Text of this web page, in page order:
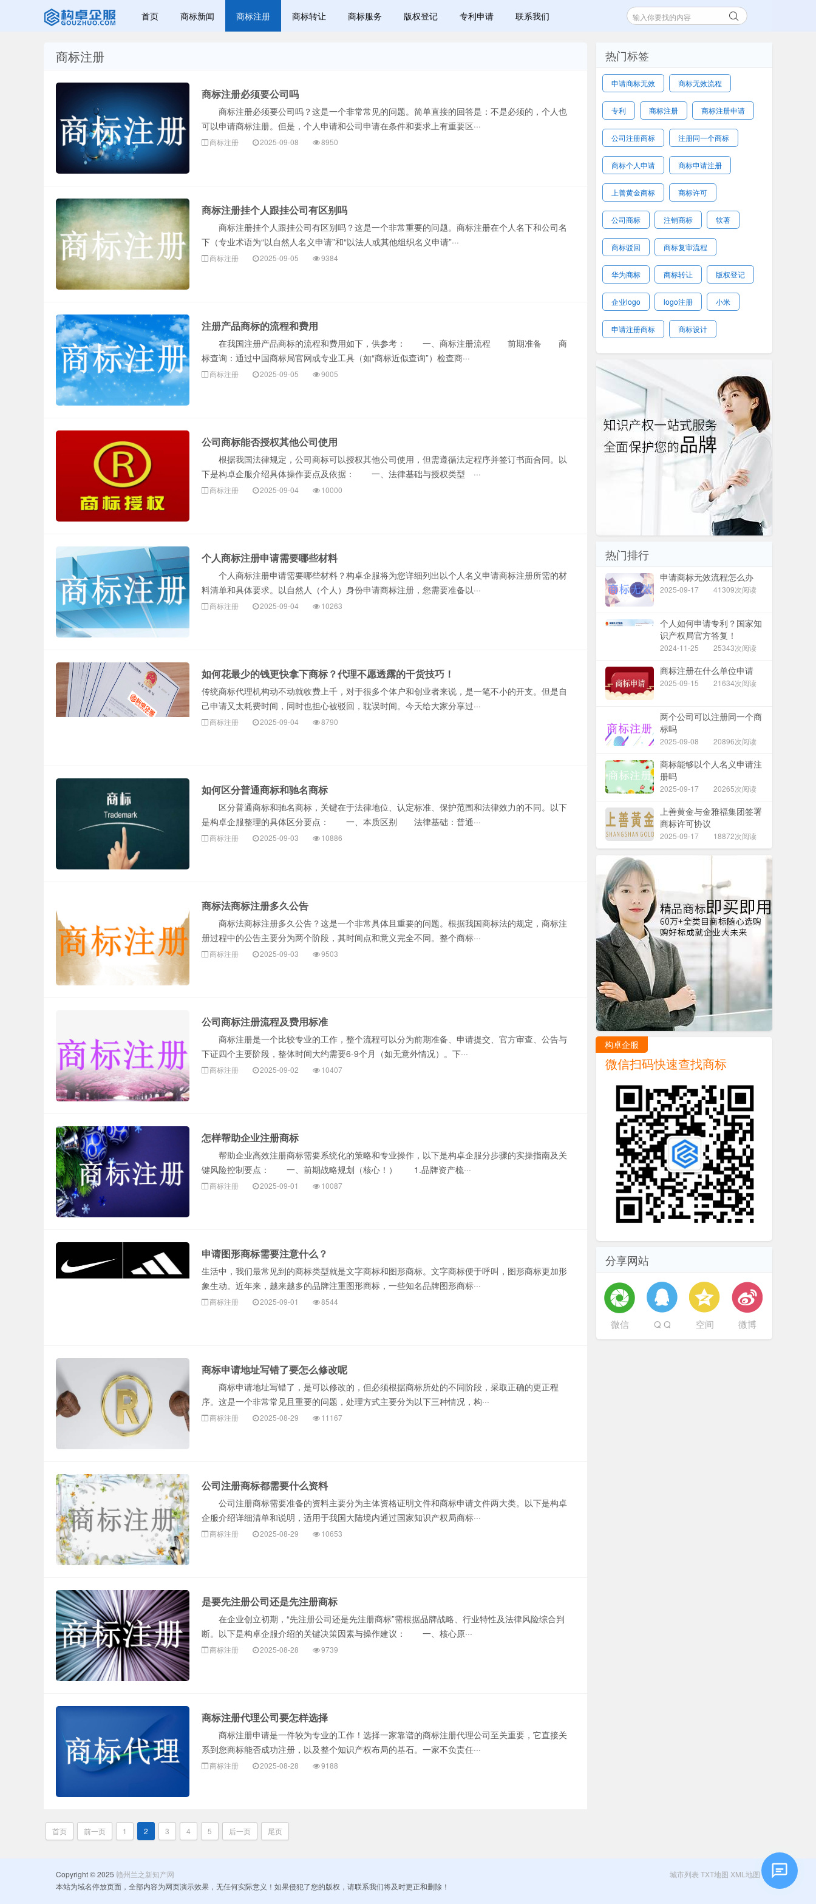
赣州兰之新知
首页 商标新闻 商标注册 商标转让 商标服务 版权登记 专利申请 联系我们
商标注册
商标注册必须要公司吗
商标注册必须要公司吗？这是一个非常常见的问题。简单直接的回答是：不是必须的，个人也
可以申请商标注册。但是，个人申请和公司申请在条件和要求上有重要区···
商标注册 2025-09-08 8950
商标注册挂个人跟挂公司有区别吗
商标注册挂个人跟挂公司有区别吗？这是一个非常重要的问题。商标注册在个人名下和公司名
下（专业术语为“以自然人名义申请”和“以法人或其他组织名义申请”···
商标注册 2025-09-05 9384
注册产品商标的流程和费用
在我国注册产品商标的流程和费用如下，供参考： 一、商标注册流程 前期准备 商
标查询：通过中国商标局官网或专业工具（如“商标近似查询”）检查商···
商标注册 2025-09-05 9005
公司商标能否授权其他公司使用
根据我国法律规定，公司商标可以授权其他公司使用，但需遵循法定程序并签订书面合同。以
下是构卓企服介绍具体操作要点及依据： 一、法律基础与授权类型 ···
商标注册 2025-09-04 10000
个人商标注册申请需要哪些材料
个人商标注册申请需要哪些材料？构卓企服将为您详细列出以个人名义申请商标注册所需的材
料清单和具体要求。以自然人（个人）身份申请商标注册，您需要准备以···
商标注册 2025-09-04 10263
如何花最少的钱更快拿下商标？代理不愿透露的干货技巧！
传统商标代理机构动不动就收费上千，对于很多个体户和创业者来说，是一笔不小的开支。但是自
己申请又太耗费时间，同时也担心被驳回，耽误时间。今天给大家分享过···
商标注册 2025-09-04 8790
如何区分普通商标和驰名商标
区分普通商标和驰名商标，关键在于法律地位、认定标准、保护范围和法律效力的不同。以下
是构卓企服整理的具体区分要点： 一、本质区别 法律基础：普通···
商标注册 2025-09-03 10886
商标法商标注册多久公告
商标法商标注册多久公告？这是一个非常具体且重要的问题。根据我国商标法的规定，商标注
册过程中的公告主要分为两个阶段，其时间点和意义完全不同。整个商标···
商标注册 2025-09-03 9503
公司商标注册流程及费用标准
商标注册是一个比较专业的工作，整个流程可以分为前期准备、申请提交、官方审查、公告与
下证四个主要阶段，整体时间大约需要6-9个月（如无意外情况）。下···
商标注册 2025-09-02 10407
怎样帮助企业注册商标
帮助企业高效注册商标需要系统化的策略和专业操作，以下是构卓企服分步骤的实操指南及关
键风险控制要点： 一、前期战略规划（核心！） 1.品牌资产梳···
商标注册 2025-09-01 10087
申请图形商标需要注意什么？
生活中，我们最常见到的商标类型就是文字商标和图形商标。文字商标便于呼叫，图形商标更加形
象生动。近年来，越来越多的品牌注重图形商标，一些知名品牌图形商标···
商标注册 2025-09-01 8544
商标申请地址写错了要怎么修改呢
商标申请地址写错了，是可以修改的，但必须根据商标所处的不同阶段，采取正确的更正程
序。这是一个非常常见且重要的问题，处理方式主要分为以下三种情况，构···
商标注册 2025-08-29 11167
公司注册商标都需要什么资料
公司注册商标需要准备的资料主要分为主体资格证明文件和商标申请文件两大类。以下是构卓
企服介绍详细清单和说明，适用于我国大陆境内通过国家知识产权局商标···
商标注册 2025-08-29 10653
是要先注册公司还是先注册商标
在企业创立初期，“先注册公司还是先注册商标”需根据品牌战略、行业特性及法律风险综合判
断。以下是构卓企服介绍的关键决策因素与操作建议： 一、核心原···
商标注册 2025-08-28 9739
商标注册代理公司要怎样选择
商标注册申请是一件较为专业的工作！选择一家靠谱的商标注册代理公司至关重要，它直接关
系到您商标能否成功注册，以及整个知识产权布局的基石。一家不负责任···
商标注册 2025-08-28 9188
首页 前一页 1 2 3 4 5 后一页 尾页
热门标签
申请商标无效 商标无效流程
专利 商标注册 商标注册申请
公司注册商标 注册同一个商标
商标个人申请 商标申请注册
上善黄金商标 商标许可
公司商标 注销商标 软著
商标驳回 商标复审流程
华为商标 商标转让 版权登记
企业logo logo注册 小米
申请注册商标 商标设计
热门排行
申请商标无效流程怎么办
2025-09-17 41309次阅读
个人如何申请专利？国家知
识产权局官方答复！
2024-11-25 25343次阅读
商标注册在什么单位申请
2025-09-15 21634次阅读
两个公司可以注册同一个商
标吗
2025-09-08 20896次阅读
商标能够以个人名义申请注
册吗
2025-09-17 20265次阅读
上善黄金与金雅福集团签署
商标许可协议
2025-09-17 18872次阅读
构卓企服
微信扫码快速查找商标
分享网站
微信 Q Q 空间 微博
Copyright © 2025 赣州兰之新知产网 城市列表 TXT地图 XML地图
本站为域名停放页面，全部内容为网页演示效果，无任何实际意义！如果侵犯了您的版权，请联系我们将及时更正和删除！